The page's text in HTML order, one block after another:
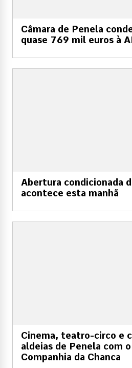
Câmara de Penela
quase 769 mil euros à
Abertura condicionada
acontece esta manhã
Cinema, teatro-circo e
aldeias de Penela com
Companhia da Chanca